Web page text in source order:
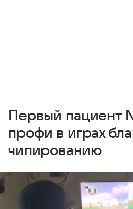
Первый пациент
профи в играх
чипированию